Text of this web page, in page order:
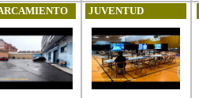
JUVENTUD